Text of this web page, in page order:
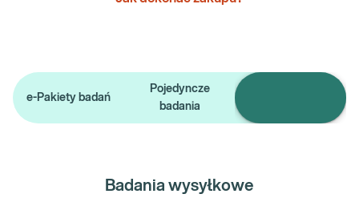
e-Pakiety badań
Pojedyncze
badania
Badania wysyłkowe